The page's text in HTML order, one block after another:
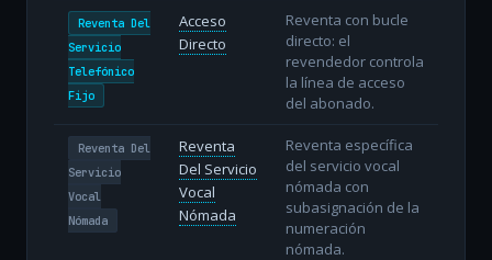
Reventa Del
Servicio
Telefónico
Fijo
Acceso
Directo
Reventa con bucle
directo: el
revendedor controla
la línea de acceso
del abonado.
Reventa Del
Servicio
Vocal
Nómada
Reventa
Del Servicio
Vocal
Nómada
Reventa específica
del servicio vocal
nómada con
subasignación de la
numeración
nómada.